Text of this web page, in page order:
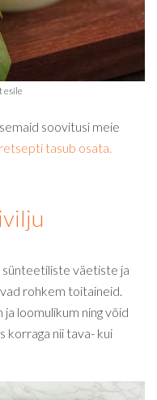
soovitusi meie
tasub osata.
väetiste ja
rohkem toitaineid.
loomulikum ning võid
korraga nii tava- kui